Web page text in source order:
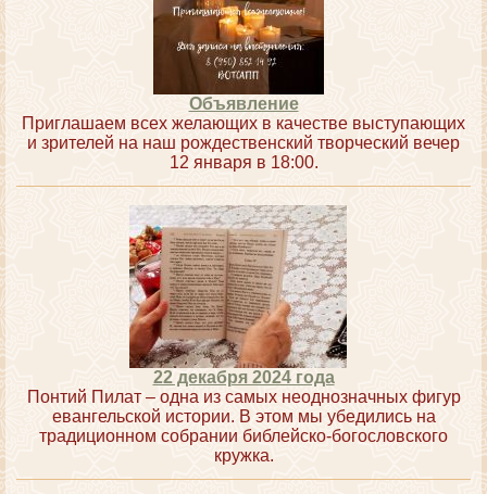
Объявление
Приглашаем всех желающих в качестве выступающих
и зрителей на наш рождественский творческий вечер
12 января в 18:00.
22 декабря 2024 года
Понтий Пилат – одна из самых неоднозначных фигур
евангельской истории. В этом мы убедились на
традиционном собрании библейско-богословского
кружка.